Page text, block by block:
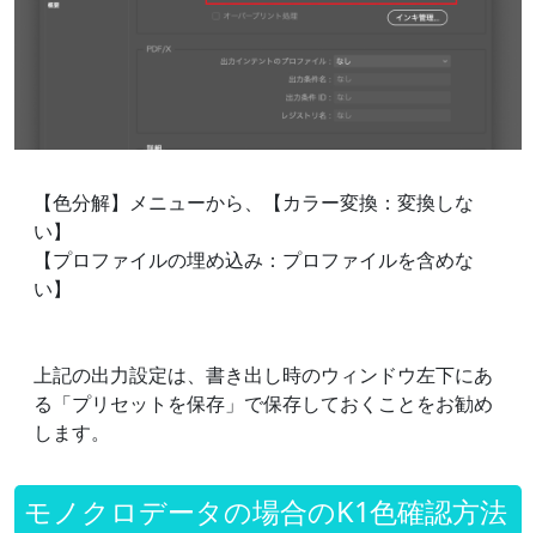
【色分解】メニューから、【カラー変換：変換しな
い】
【プロファイルの埋め込み：プロファイルを含めな
い】
上記の出力設定は、書き出し時のウィンドウ左下にあ
る「プリセットを保存」で保存しておくことをお勧め
します。
モノクロデータの場合のK1色確認方法